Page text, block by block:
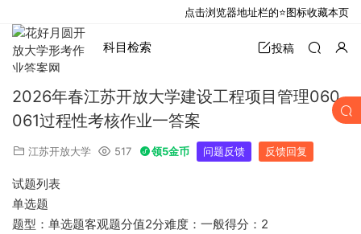
科目检索 投稿
2026年春江苏开放大学建设工程项目管理060
061过程性考核作业一答案
江苏开放大学 517 领5金币 问题反馈 反馈回复
试题列表
单选题
题型：单选题客观题分值2分难度：一般得分：2
点击浏览器地址栏的⭐图标收藏本页